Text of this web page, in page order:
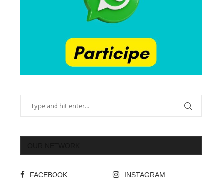
FACEBOOK INSTAGRAM